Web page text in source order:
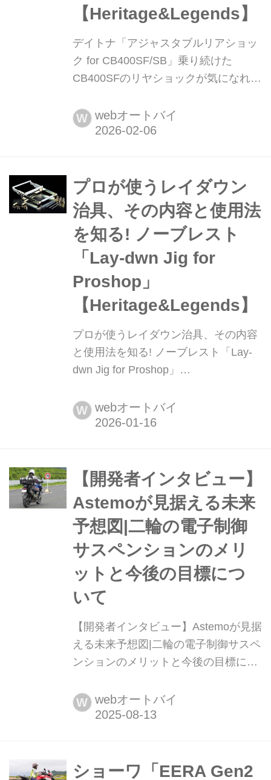
【Heritage&Legends】
デイトナ「アジャスタブルリアショッ
ク for CB400SF/SB」乗り続けた
CB400SFのリヤショックが気になれば
【Heritage&Legends】 月刊『ヘリテ
イジ&レジェンズ』が各社の注目の新
CB400SF/SB」をピックアップ!
W webオートバイ
プロが使うレイダウン
治具、その内容と使用法
を知る! ノーブレスト
「Lay-dwn Jig for
Proshop」
【Heritage&Legends】
プロが使うレイダウン治具、その内容
と使用法を知る! ノーブレスト「Lay-
dwn Jig for Proshop」
イジ&レジェンズ』が各社の注目の新
製品を紹介します。今回はノーブレス
W webオートバイ
【開発者インタビュー】
Astemoが見据える未来
予想図|二輪の電子制御
サスペンションのメリ
ットと今後の目標につ
いて
【開発者インタビュー】Astemoが見据
える未来予想図|二輪の電子制御サスペ
ンションのメリットと今後の目標につ
ンに、電子制御サスペンションが二輪
市場にもたらすメリットとこれからの
W webオートバイ
ショーワ「EERA Gen2